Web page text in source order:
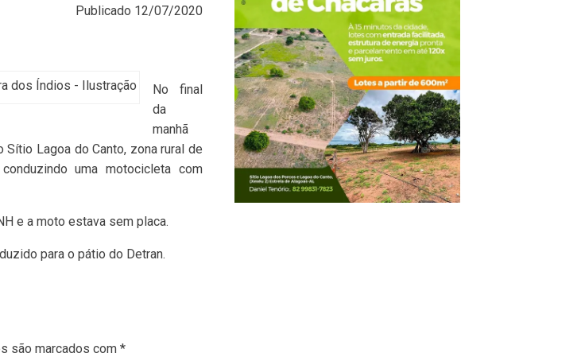
Publicado 12/07/2020
dos Índios - Ilustração
No final
da
manhã
Lagoa do Canto, zona rural de
uma motocicleta com
e a moto estava sem placa.
para o pátio do Detran.
são marcados com *